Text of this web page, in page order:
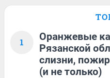
1
Оранжевые
Рязанской
слизни,
(и не только)